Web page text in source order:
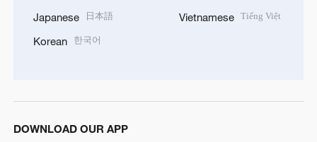
Japanese 日本語
Korean 한국어
Vietnamese Tiếng Việt
DOWNLOAD OUR APP